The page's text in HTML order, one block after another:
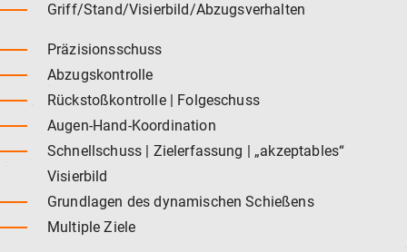
Griff/Stand/Visierbild/Abzugsverhalten
Präzisionsschuss
Abzugskontrolle
Rückstoßkontrolle | Folgeschuss
Augen-Hand-Koordination
Schnellschuss | Zielerfassung | „akzeptables“
Visierbild
Grundlagen des dynamischen Schießens
Multiple Ziele